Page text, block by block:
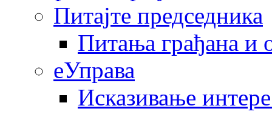
Питајте председника
Питања грађана и
еУправа
Исказивање